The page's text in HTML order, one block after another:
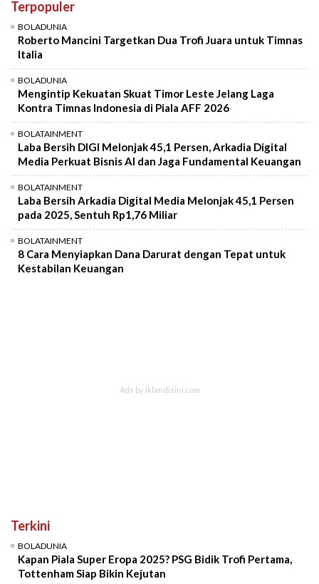
Terpopuler
BOLADUNIA
Roberto Mancini Targetkan Dua Trofi Juara untuk Timnas
Italia
BOLADUNIA
Mengintip Kekuatan Skuat Timor Leste Jelang Laga
Kontra Timnas Indonesia di Piala AFF 2026
BOLATAINMENT
Laba Bersih DIGI Melonjak 45,1 Persen, Arkadia Digital
Media Perkuat Bisnis AI dan Jaga Fundamental Keuangan
BOLATAINMENT
Laba Bersih Arkadia Digital Media Melonjak 45,1 Persen
pada 2025, Sentuh Rp1,76 Miliar
BOLATAINMENT
8 Cara Menyiapkan Dana Darurat dengan Tepat untuk
Kestabilan Keuangan
Terkini
BOLADUNIA
Kapan Piala Super Eropa 2025? PSG Bidik Trofi Pertama,
Tottenham Siap Bikin Kejutan